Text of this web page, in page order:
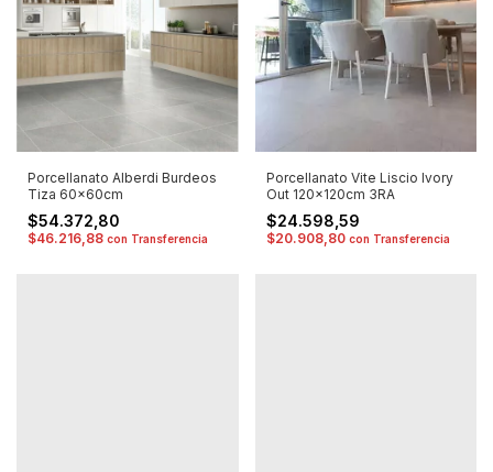
Porcellanato Alberdi Burdeos
Tiza 60x60cm
$54.372,80
$46.216,88 con Transferencia
Porcellanato Vite Liscio Ivory
Out 120x120cm 3RA
$24.598,59
$20.908,80 con Transferencia